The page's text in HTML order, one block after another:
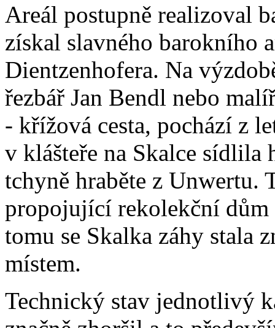
Areál postupně realizoval
získal slavného barokního
Dientzenhofera. Na
řezbář Jan Bendl nebo
- křížová cesta, pochází z
v klášteře na Skalce sídlila
tchyně hraběte z Unwertu.
propojující rekolekční
tomu se Skalka záhy stala
místem.
Technický stav jednotlivý